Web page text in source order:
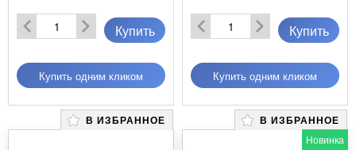
Купить
Купить одним кликом
Купить
Купить одним кликом
В ИЗБРАННОЕ В ИЗБРАННОЕ
Новинка